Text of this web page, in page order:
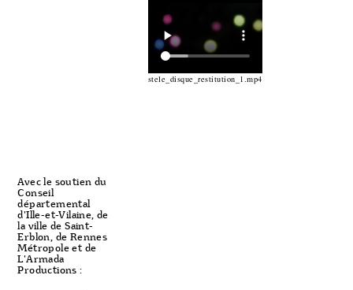
stele_disque_restitution_1.mp4
Avec le soutien du
Conseil
départemental
d'Ille-et-Vilaine, de
la ville de Saint-
Erblon, de Rennes
Métropole et de
L'Armada
Productions :